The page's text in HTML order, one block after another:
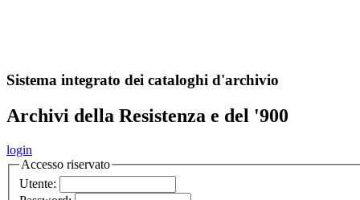
Sistema integrato dei cataloghi d'archivio
Archivi della Resistenza e del '900
login
Accesso riservato
Utente: